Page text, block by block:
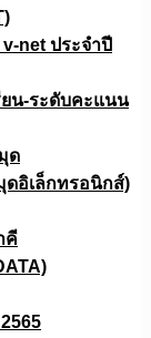
net ประจำปี
ยน-ระดับคะแนน
ด
ดอิเล็กทรอนิกส์)
คี